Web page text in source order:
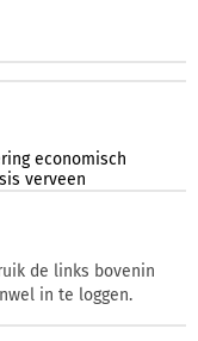
economisch
verveen
de links bovenin
in te loggen.